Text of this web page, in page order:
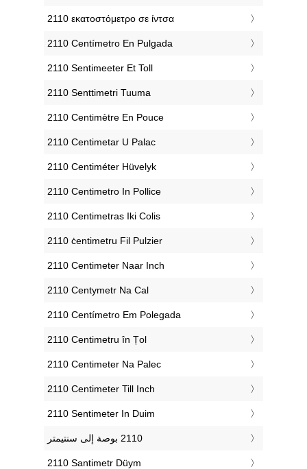
‎2110 εκατοστόμετρο σε ίντσα
‎2110 Centímetro En Pulgada
‎2110 Sentimeeter Et Toll
‎2110 Senttimetri Tuuma
‎2110 Centimètre En Pouce
‎2110 Centimetar U Palac
‎2110 Centiméter Hüvelyk
‎2110 Centimetro In Pollice
‎2110 Centimetras Iki Colis
‎2110 ċentimetru Fil Pulzier
‎2110 Centimeter Naar Inch
‎2110 Centymetr Na Cal
‎2110 Centímetro Em Polegada
‎2110 Centimetru în Țol
‎2110 Centimeter Na Palec
‎2110 Centimeter Till Inch
‎2110 Sentimeter In Duim
‎2110 Santimetr Düym